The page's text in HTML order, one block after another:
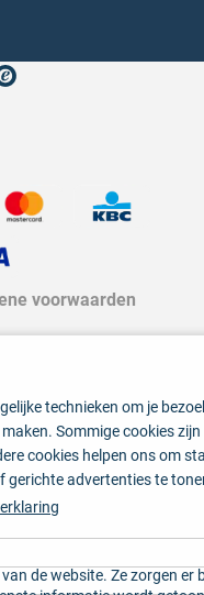
beoordelingen
voorwaarden
technieken om je
Sommige cookies
cookies helpen ons om
gerichte advertenties te
de website. Ze zorgen er